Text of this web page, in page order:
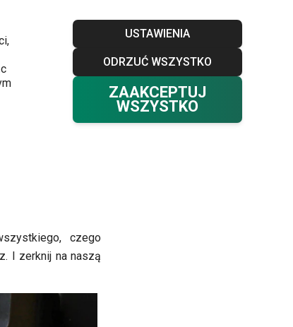
USTAWIENIA
ODRZUĆ WSZYSTKO
ZAAKCEPTUJ
WSZYSTKO
Blog Klub TESCOMA Kontakt
Zaloguj się
0 Twój koszyk
0,00 zł
czego
I zerknij na naszą